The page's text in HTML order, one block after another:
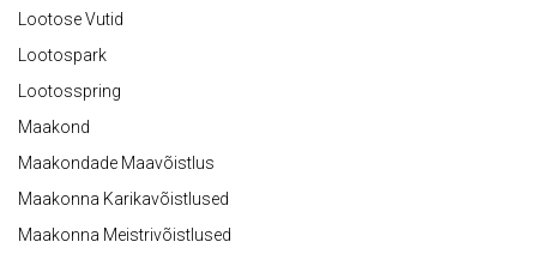
Lootose Vutid
Lootospark
Lootosspring
Maakond
Maakondade Maavõistlus
Maakonna Karikavõistlused
Maakonna Meistrivõistlused